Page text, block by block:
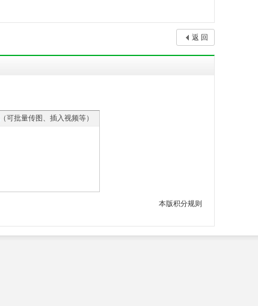
返 回
（可批量传图、插入视频等）
本版积分规则